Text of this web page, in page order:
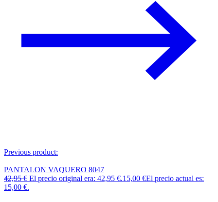
Previous product:
PANTALON VAQUERO 8047
42,95€ El precio original era: 42,95 €.15,00 €El precio actual es:
15,00 €.